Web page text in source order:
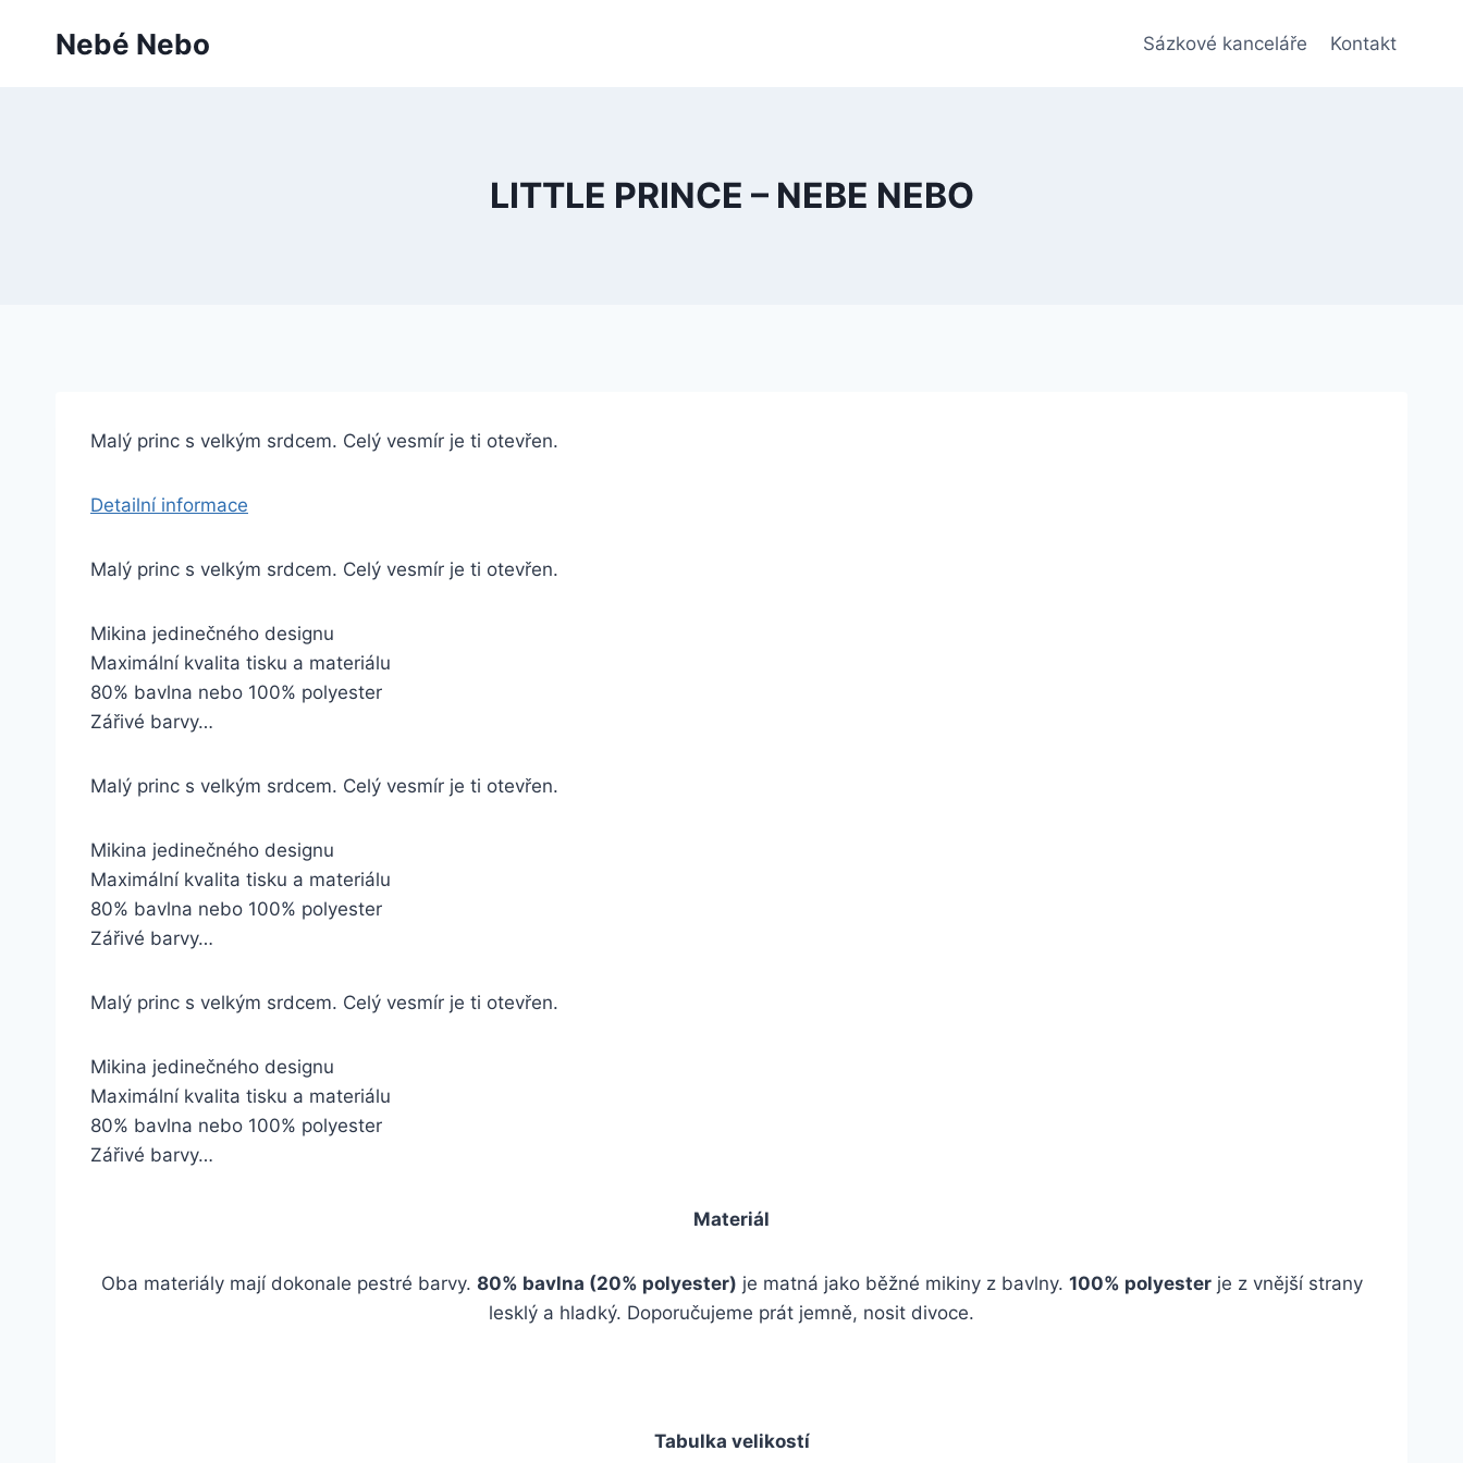
Nebé Nebo Sázkové kanceláře Kontakt
LITTLE PRINCE – NEBE NEBO
Malý princ s velkým srdcem. Celý vesmír je ti otevřen.
Detailní informace
Malý princ s velkým srdcem. Celý vesmír je ti otevřen.
Mikina jedinečného designu
Maximální kvalita tisku a materiálu
80% bavlna nebo 100% polyester
Zářivé barvy…
Malý princ s velkým srdcem. Celý vesmír je ti otevřen.
Mikina jedinečného designu
Maximální kvalita tisku a materiálu
80% bavlna nebo 100% polyester
Zářivé barvy…
Malý princ s velkým srdcem. Celý vesmír je ti otevřen.
Mikina jedinečného designu
Maximální kvalita tisku a materiálu
80% bavlna nebo 100% polyester
Zářivé barvy…
Materiál
Oba materiály mají dokonale pestré barvy. 80% bavlna (20% polyester) je matná jako běžné mikiny z bavlny. 100% polyesterje z vnější strany
lesklý a hladký. Doporučujeme prát jemně, nosit divoce.
Tabulka velikostí